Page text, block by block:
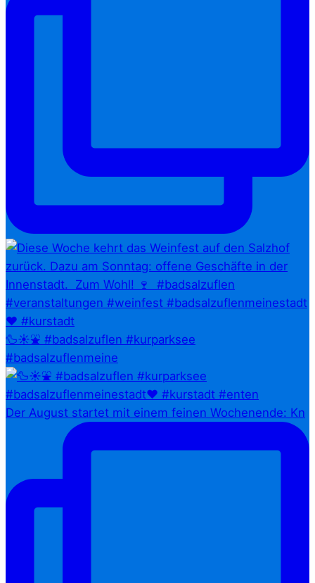
🦆☀️⛲ #badsalzuflen #kurparksee
#badsalzuflenmeine
Der August startet mit einem feinen Wochenende: Kn